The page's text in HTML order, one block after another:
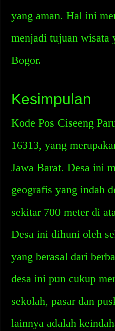
yang aman. Hal ini
menjadi tujuan wisata
Bogor.
Kesimpulan
Kode Pos Ciseeng
16313, yang
Jawa Barat. Desa ini
geografis yang indah
sekitar 700 meter di
Desa ini dihuni oleh
yang berasal dari
desa ini pun cukup
sekolah, pasar dan
lainnya adalah